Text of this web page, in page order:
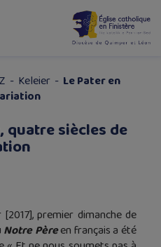
- Keleier - Le Pater en
quatre siècles de
premier dimanche de
Notre Pèreen français a été